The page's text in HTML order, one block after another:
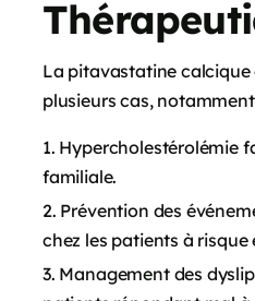
La pitavastatine calcique
plusieurs cas,
Hypercholestérolémie
familiale.
Prévention des
chez les patients à risque
Management des